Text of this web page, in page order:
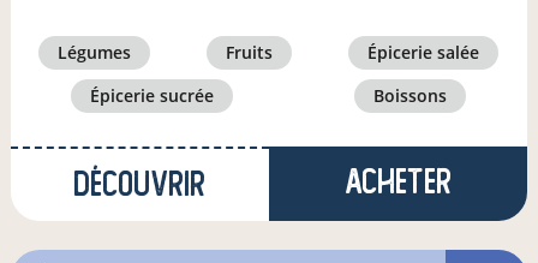
légumes fruits
épicerie salée
épicerie sucrée
boissons
Découvrir Acheter